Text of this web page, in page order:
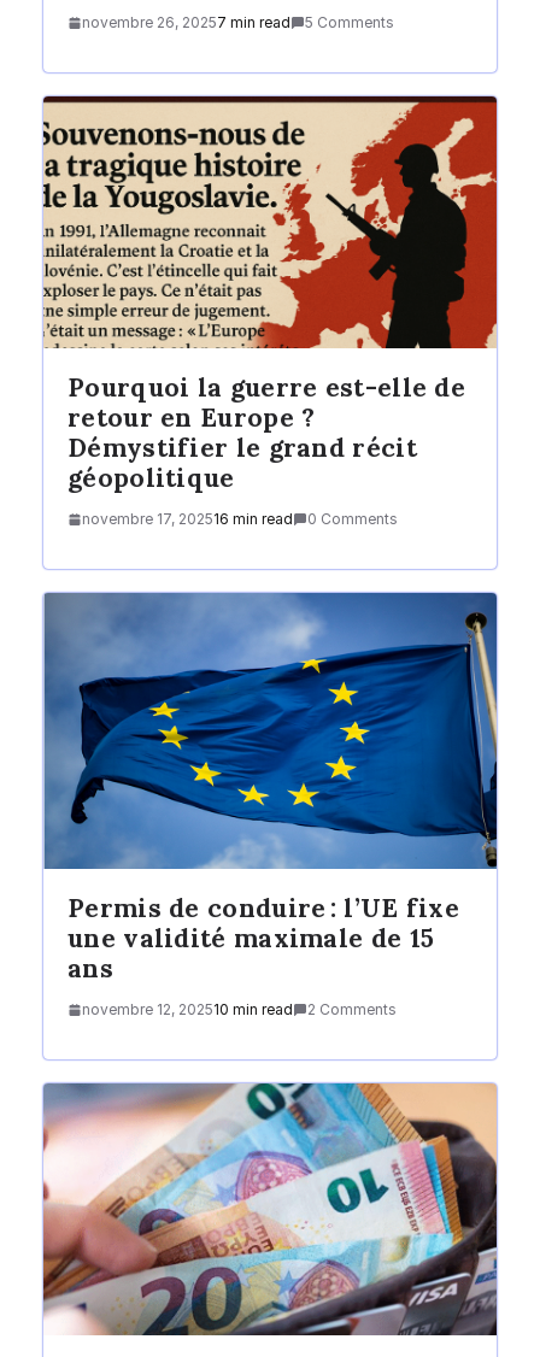
novembre 26, 20257 min read 5 Comments
Pourquoi la guerre est-elle de
retour en Europe ?
Démystifier le grand récit
géopolitique
novembre 17, 202516 min read 0 Comments
Permis de conduire : l’UE fixe
une validité maximale de 15
ans
novembre 12, 202510 min read 2 Comments